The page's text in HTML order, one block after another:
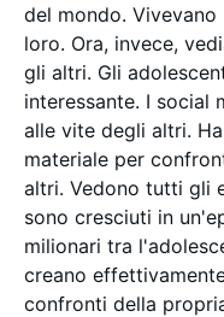
del mondo.
loro. Ora, invece,
gli altri. Gli
interessante. I social
alle vite degli altri.
materiale per
altri. Vedono tutti gli
sono cresciuti in
milionari tra
creano
confronti della